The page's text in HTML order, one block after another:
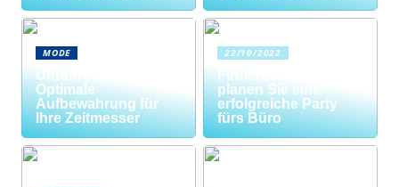
MODE
Uhrenrolle: Die
Optimale
Aufbewahrung für
Ihre Zeitmesser
22/10/2022
Firmenfeier? So
planen Sie eine
erfolgreiche Party
fürs Büro